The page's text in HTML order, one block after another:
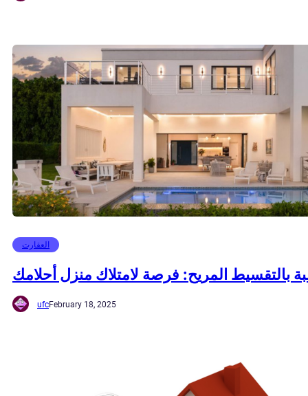
العقارت
بالتقسيط المريح: فرصة لامتلاك منزل أحلامك
ufcFebruary 18, 2025